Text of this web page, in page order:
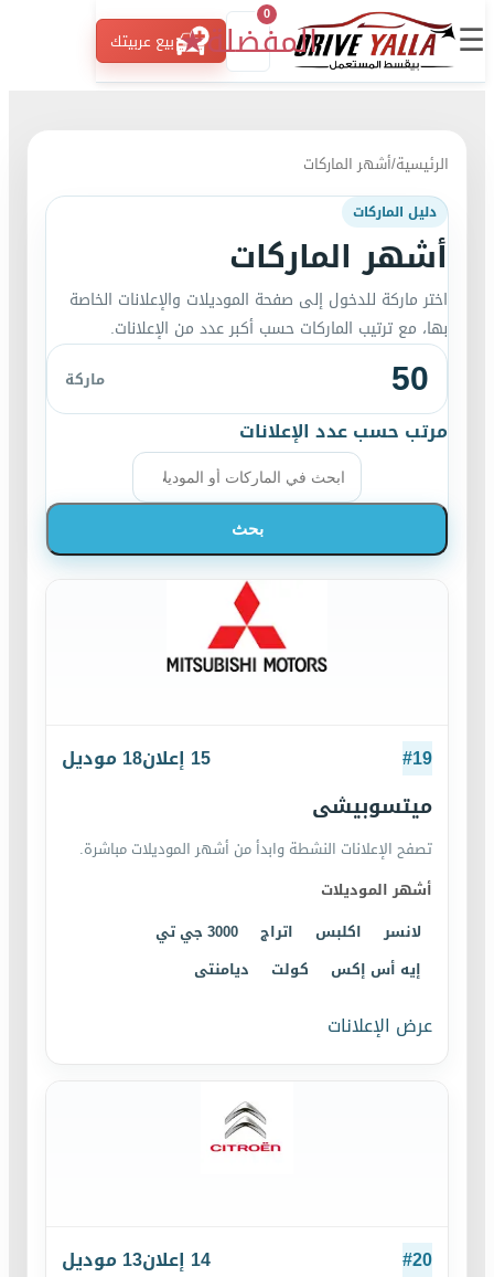
☰ المفضلة
0
★ بيع عربيتك
الرئيسية/أشهر الماركات
دليل الماركات
أشهر الماركات
اختر ماركة للدخول إلى صفحة الموديلات والإعلانات الخاصة
بها، مع ترتيب الماركات حسب أكبر عدد من الإعلانات.
50 ماركة
مرتب حسب عدد الإعلانات
بحث
#19
15 إعلان18موديل
ميتسوبيشى
تصفح الإعلانات النشطة وابدأ من أشهر الموديلات مباشرة.
أشهر الموديلات
لانسر
اكلبس اتراج
3000 جي تي
إيه أس إكس
كولت ديامنتى
عرض الإعلانات
#20
14 إعلان13موديل